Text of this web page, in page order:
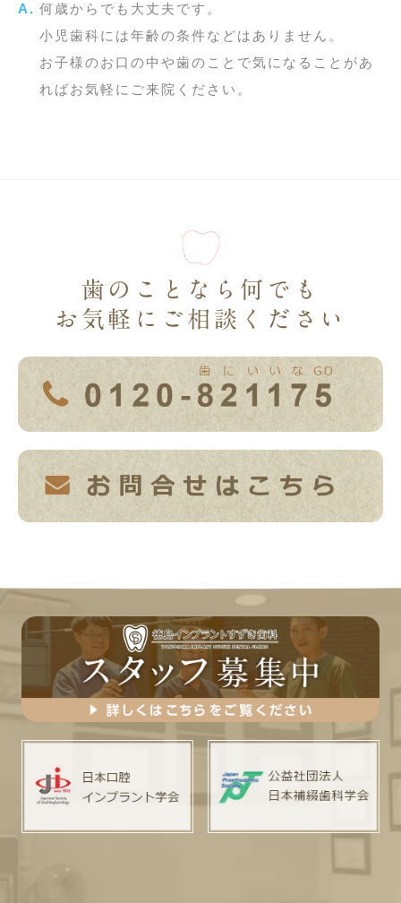
何歳からでも大丈夫です。
小児歯科には年齢の条件などはありません。
お子様のお口の中や歯のことで気になることがあ
ればお気軽にご来院ください。
歯のことなら何でも
お気軽にご相談ください